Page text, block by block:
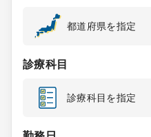
常勤検索
スポット検索
DtoDの転職・
都道府県を指定
診療科目
診療科目を指定